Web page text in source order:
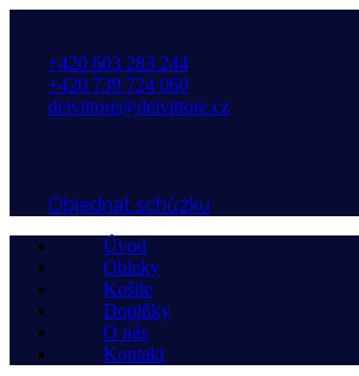
+420 603 283 244
+420 739 724 060
deivittore@deivittore.cz
Objednat schůzku
Úvod
Obleky
Košile
Doplňky
O nás
Kontakt